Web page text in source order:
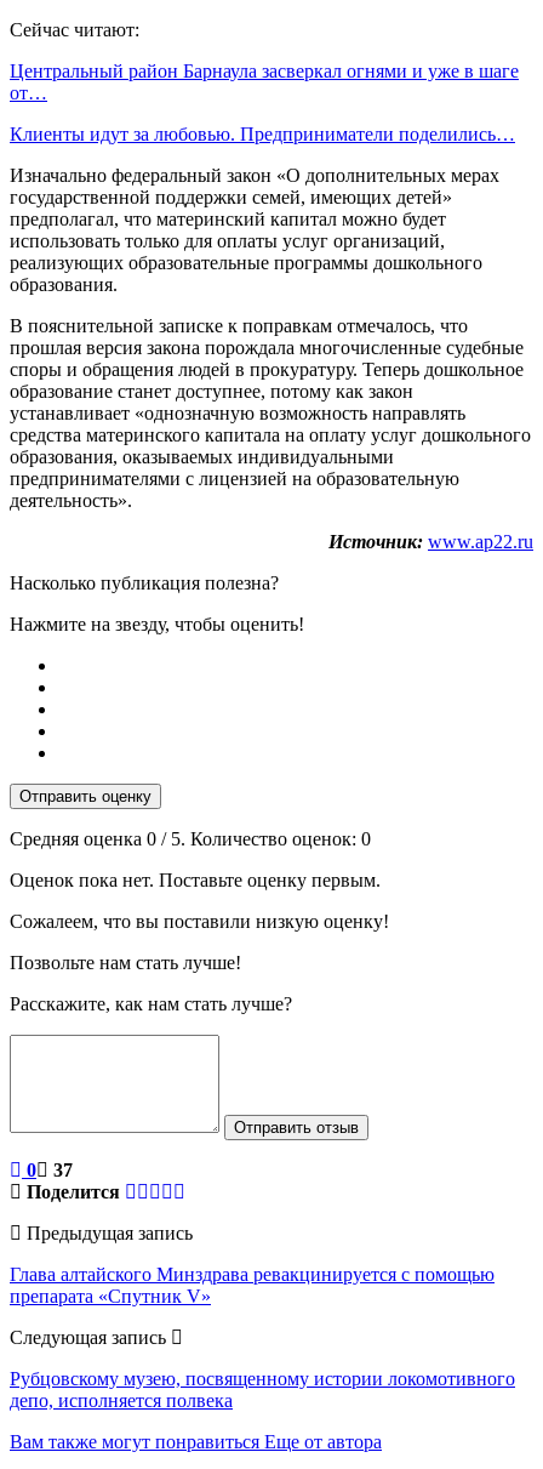
Сейчас читают:
Центральный район Барнаула засверкал огнями и уже в шаге
от…
Клиенты идут за любовью. Предприниматели поделились…
Изначально федеральный закон «О дополнительных мерах
государственной поддержки семей, имеющих детей»
предполагал, что материнский капитал можно будет
использовать только для оплаты услуг организаций,
реализующих образовательные программы дошкольного
образования.
В пояснительной записке к поправкам отмечалось, что
прошлая версия закона порождала многочисленные судебные
споры и обращения людей в прокуратуру. Теперь дошкольное
образование станет доступнее, потому как закон
устанавливает «однозначную возможность направлять
средства материнского капитала на оплату услуг дошкольного
образования, оказываемых индивидуальными
предпринимателями с лицензией на образовательную
деятельность».
Источник: www.ap22.ru
Насколько публикация полезна?
Нажмите на звезду, чтобы оценить!
Отправить оценку
Средняя оценка 0 / 5. Количество оценок: 0
Оценок пока нет. Поставьте оценку первым.
Сожалеем, что вы поставили низкую оценку!
Позвольте нам стать лучше!
Расскажите, как нам стать лучше?
Отправить отзыв
0
37
Поделится
Предыдущая запись
Глава алтайского Минздрава ревакцинируется с помощью
препарата «Спутник V»
Следующая запись
Рубцовскому музею, посвященному истории локомотивного
депо, исполняется полвека
Вам также могут понравиться Еще от автора